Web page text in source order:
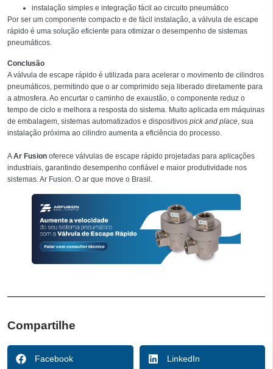
instalação simples e integração fácil ao circuito pneumático
Por ser um componente compacto e de fácil instalação, a válvula de escape
rápido é uma solução eficiente para otimizar o desempenho de sistemas
pneumáticos.
Conclusão
A válvula de escape rápido é utilizada para acelerar o movimento de cilindros
pneumáticos, permitindo que o ar comprimido seja liberado diretamente para
a atmosfera. Ao encurtar o caminho de exaustão, o componente reduz o
tempo de ciclo e melhora a resposta do sistema. Muito aplicada em máquinas
de embalagem, sistemas automatizados e dispositivos pick and place , sua
instalação próxima ao cilindro aumenta a eficiência do processo.
AAr Fusion oferece válvulas de escape rápido projetadas para aplicações
industriais, garantindo desempenho confiável e maior produtividade nos
sistemas. Ar Fusion. O ar que move o Brasil.
Compartilhe
Facebook LinkedIn